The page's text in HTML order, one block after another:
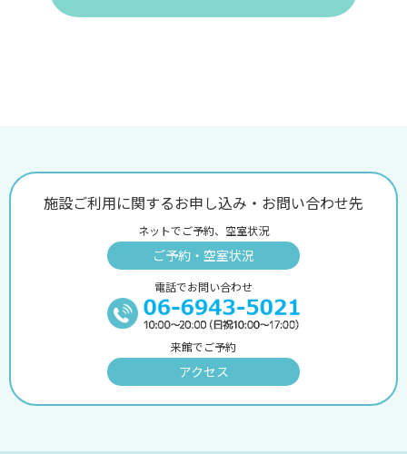
施設ご利用に関するお申し込み・お問い合わせ先
ネットでご予約、空室状況
ご予約・空室状況
電話でお問い合わせ
来館でご予約
アクセス